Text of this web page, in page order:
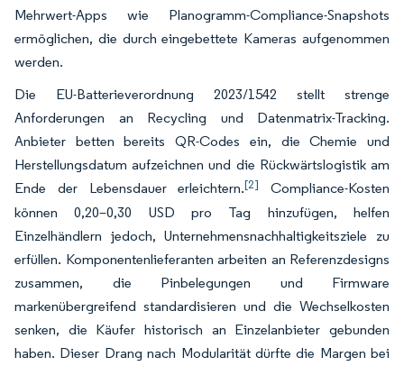
Mehrwert-Apps wie Planogramm-Compliance-Snapshots
ermöglichen, die durch eingebettete Kameras aufgenommen
werden.
Die EU-Batterieverordnung 2023/1542 stellt strenge
Anforderungen an Recycling und Datenmatrix-Tracking.
Anbieter betten bereits QR-Codes ein, die Chemie und
Herstellungsdatum aufzeichnen und die Rückwärtslogistik am
Ende der Lebensdauer erleichtern.[2]
Compliance-Kosten
können 0,20–0,30 USD pro Tag hinzufügen, helfen
Einzelhändlern jedoch, Unternehmensnachhaltigkeitsziele zu
erfüllen. Komponentenlieferanten arbeiten an Referenzdesigns
zusammen, die Pinbelegungen und Firmware
markenübergreifend standardisieren und die Wechselkosten
senken, die Käufer historisch an Einzelanbieter gebunden
haben. Dieser Drang nach Modularität dürfte die Margen bei